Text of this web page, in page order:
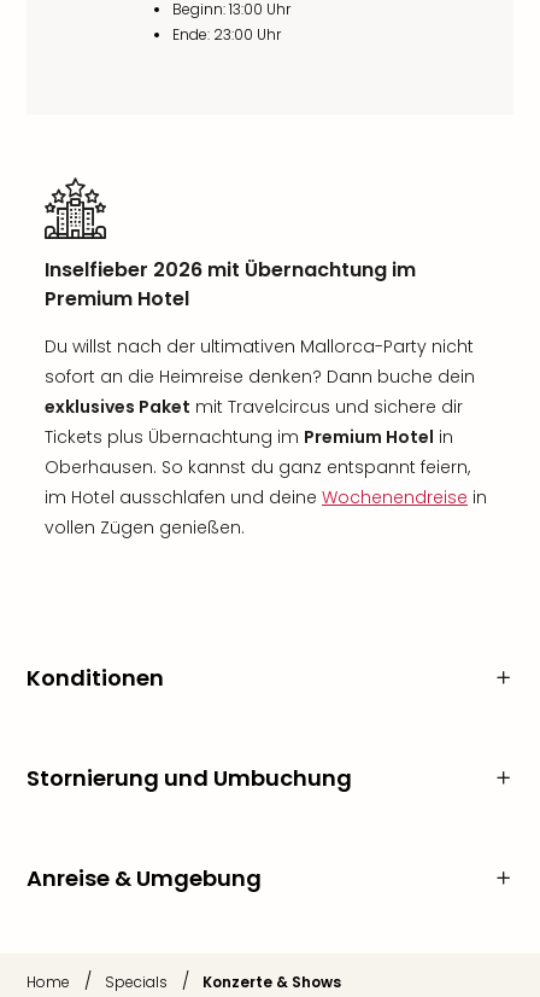
Beginn: 13:00 Uhr
Ende: 23:00 Uhr
Inselfieber 2026 mit Übernachtung im
Premium Hotel
Du willst nach der ultimativen Mallorca-Party nicht
sofort an die Heimreise denken? Dann buche dein
exklusives Paket mit Travelcircus und sichere dir
Tickets plus Übernachtung im Premium Hotel in
Oberhausen. So kannst du ganz entspannt feiern,
im Hotel ausschlafen und deine Wochenendreise in
vollen Zügen genießen.
Konditionen
Stornierung und Umbuchung
Anreise & Umgebung
Home / Specials / Konzerte & Shows